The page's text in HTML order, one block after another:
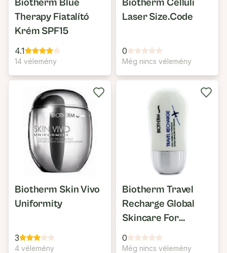
Biotherm Blue
Therapy Fiatalító
Krém SPF15
4.1
14 vélemény
Biotherm Celluli
Laser Size.Code
0
Még nincs vélemény
Biotherm Skin Vivo
Uniformity
3
4 vélemény
Biotherm Travel
Recharge Global
Skincare For
Travelers
0
Még nincs vélemény